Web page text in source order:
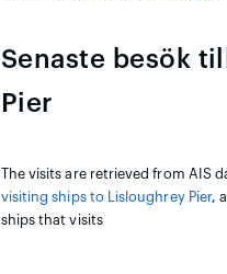
Senaste besök
Pier
The visits are retrieved from AIS
visiting ships to Lisloughrey Pier,
ships that visits